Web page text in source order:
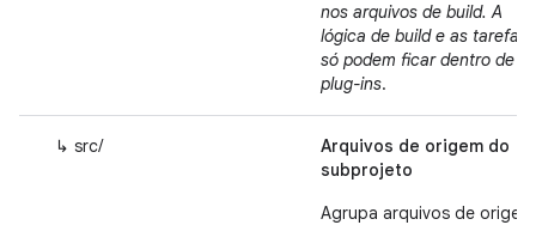
nos arquivos de build. A
lógica de build e as tarefas
só podem ficar dentro de
plug-ins.
↳ src/
Arquivos de origem do
subprojeto
Agrupa arquivos de origem